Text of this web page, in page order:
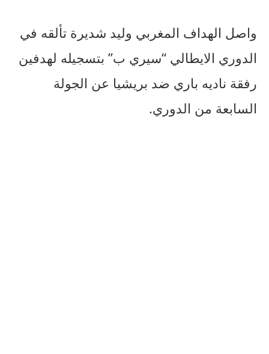
واصل الهداف المغربي وليد شديرة تألقه في
الدوري الايطالي “سيري ب” بتسجيله لهدفين
رفقة ناديه باري ضد بريشيا عن الجولة
السابعة من الدوري.